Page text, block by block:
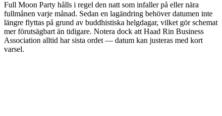
Full Moon Party hålls i regel den natt som infaller på eller nära
fullmånen varje månad. Sedan en lagändring behöver datumen inte
längre flyttas på grund av buddhistiska helgdagar, vilket gör schemat
mer förutsägbart än tidigare. Notera dock att Haad Rin Business
Association alltid har sista ordet — datum kan justeras med kort
varsel.